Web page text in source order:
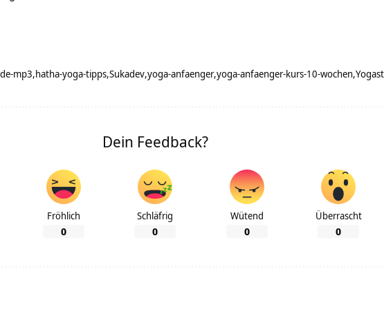
mp3 hatha-yoga-tipps Sukadev yoga-anfaenger yoga-anfaenger-kurs-10-wochen
Dein Feedback?
Fröhlich
0
Schläfrig
0
Wütend
0
Überrascht
0